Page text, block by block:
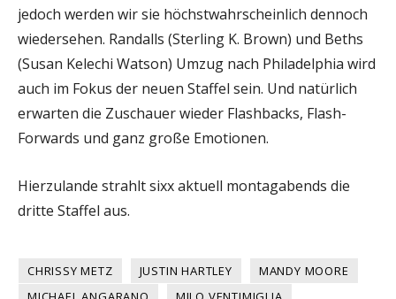
jedoch werden wir sie höchstwahrscheinlich dennoch
wiedersehen. Randalls (Sterling K. Brown) und Beths
(Susan Kelechi Watson) Umzug nach Philadelphia wird
auch im Fokus der neuen Staffel sein. Und natürlich
erwarten die Zuschauer wieder Flashbacks, Flash-
Forwards und ganz große Emotionen.
Hierzulande strahlt sixx aktuell montagabends die
dritte Staffel aus.
CHRISSY METZ JUSTIN HARTLEY
MANDY MOORE